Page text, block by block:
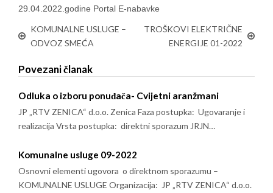
29.04.2022.godine Portal E-nabavke
KOMUNALNE USLUGE –
ODVOZ SMEĆA
TROŠKOVI ELEKTRIČNE
ENERGIJE 01-2022
Povezani članak
Odluka o izboru ponuđača- Cvijetni aranžmani
JP „RTV ZENICA“ d.o.o. Zenica Faza postupka: Ugovaranje i
realizacija Vrsta postupka: direktni sporazum JRJN…
Komunalne usluge 09-2022
Osnovni elementi ugovora o direktnom sporazumu –
KOMUNALNE USLUGE Organizacija: JP „RTV ZENICA“ d.o.o.